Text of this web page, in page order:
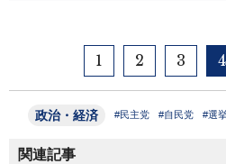
1 2 3 4
政治・経済 #民主党 #自民党 #選
関連記事